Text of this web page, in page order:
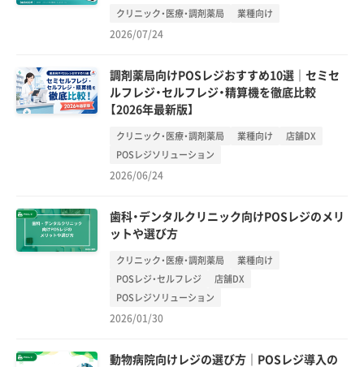
クリニック・医療・調剤薬局 業種向け
2026/07/24
調剤薬局向けPOSレジおすすめ10選｜セミセ
ルフレジ・セルフレジ・精算機を徹底比較
【2026年最新版】
クリニック・医療・調剤薬局 業種向け 店舗DX
POSレジソリューション
2026/06/24
歯科・デンタルクリニック向けPOSレジのメリ
ットや選び方
クリニック・医療・調剤薬局 業種向け
POSレジ・セルフレジ 店舗DX
POSレジソリューション
2026/01/30
動物病院向けレジの選び方｜POSレジ導入の